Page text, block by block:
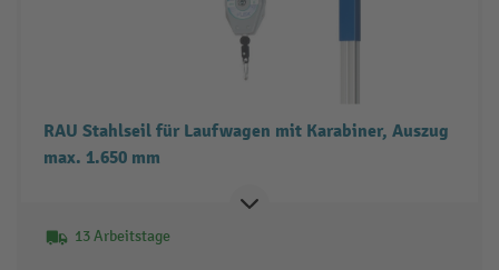
RAU Stahlseil für Laufwagen mit Karabiner, Auszug
max. 1.650 mm
13 Arbeitstage